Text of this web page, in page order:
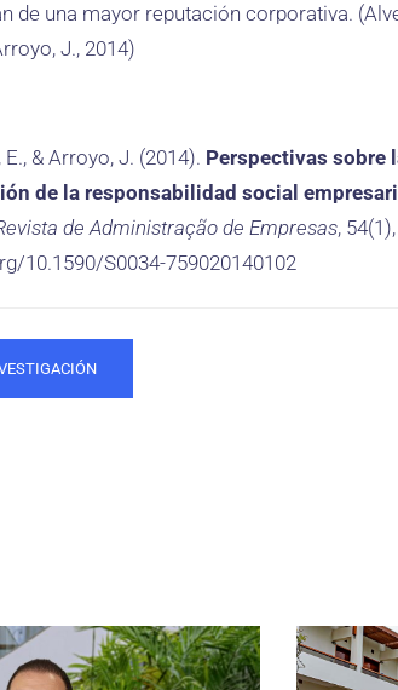
de una mayor reputación corporativa.
J., 2014)
& Arroyo, J. (2014). Perspectivas sobre
de la responsabilidad social
de Administração de Empresas, 54(1),
10.1590/S0034-759020140102